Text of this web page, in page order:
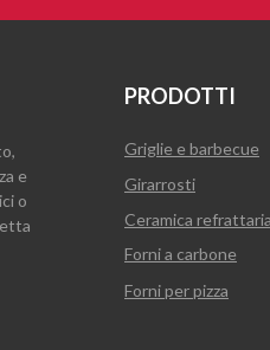
e
o
Griglie e barbecue
Girarrosti
Ceramica refrattaria
Forni a carbone
PRODOTTI
Forni per pizza